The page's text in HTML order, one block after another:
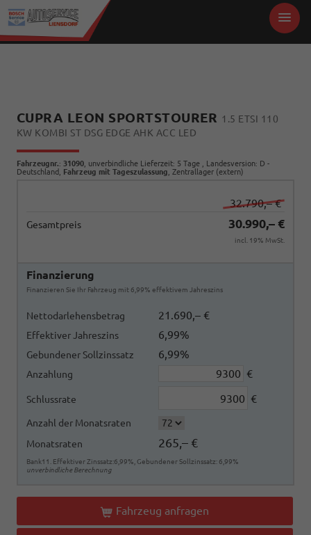
CUPRA LEON SPORTSTOURER 1.5 ETSI 110
KW KOMBI ST DSG EDGE AHK ACC LED
Fahrzeugnr.: 31090 , unverbindliche Lieferzeit: 5 Tage , Landesversion: D -
Deutschland, Fahrzeug mit Tageszulassung , Zentrallager (extern)
32.790,– €
Gesamtpreis 30.990,– €
incl. 19% MwSt.
Finanzierung
Finanzieren Sie Ihr Fahrzeug mit 6,99% effektivem Jahreszins
Nettodarlehensbetrag 21.690,– €
Effektiver Jahreszins 6,99%
Gebundener Sollzinssatz 6,99%
Anzahlung €
Schlussrate €
Anzahl der Monatsraten
Monatsraten
265,– €
Bank11. Effektiver Zinssatz:6,99%, Gebundener Sollzinssatz: 6,99%
unverbindliche Berechnung
Fahrzeug anfragen